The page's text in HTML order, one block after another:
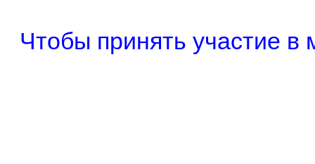
Чтобы принять участие